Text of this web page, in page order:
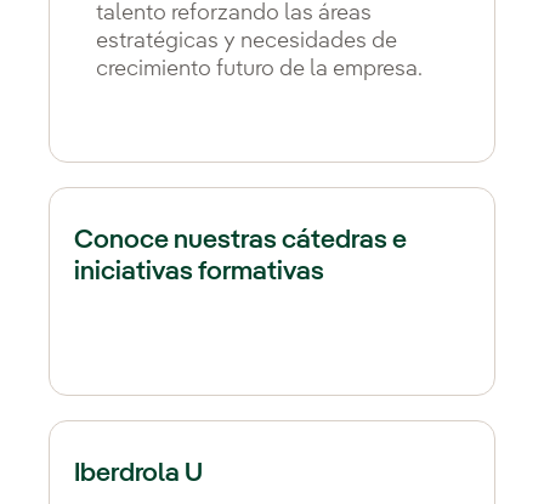
talento reforzando las áreas
estratégicas y necesidades de
crecimiento futuro de la empresa.
Conoce nuestras cátedras e
iniciativas formativas
Iberdrola U